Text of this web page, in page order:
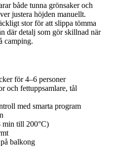
både tunna grönsaker och
justera höjden manuellt.
stor för att slippa tömma
där detalj som gör skillnad när
camping.
för 4–6 personer
och fettuppsamlare, tål
med smarta program
min till 200°C)
balkong